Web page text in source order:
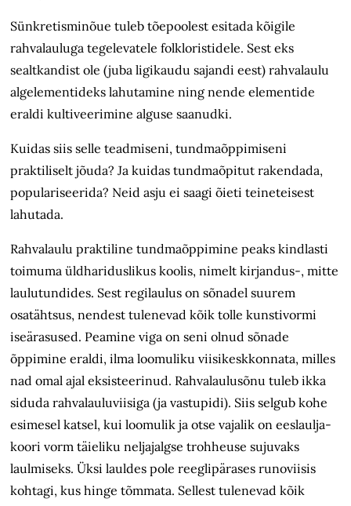
Sünkretisminõue tuleb tõepoolest esitada kõigile
rahvalauluga tegelevatele folkloristidele. Sest eks
sealtkandist ole (juba ligikaudu sajandi eest) rahvalaulu
algelementideks lahutamine ning nende elementide
eraldi kultiveerimine alguse saanudki.
Kuidas siis selle teadmiseni, tundmaõppimiseni
praktiliselt jõuda? Ja kuidas tundmaõpitut rakendada,
populariseerida? Neid asju ei saagi õieti teineteisest
lahutada.
Rahvalaulu praktiline tundmaõppimine peaks kindlasti
toimuma üldhariduslikus koolis, nimelt kirjandus-, mitte
laulutundides. Sest regilaulus on sõnadel suurem
osatähtsus, nendest tulenevad kõik tolle kunstivormi
iseärasused. Peamine viga on seni olnud sõnade
õppimine eraldi, ilma loomuliku viisikeskkonnata, milles
nad omal ajal eksisteerinud. Rahvalaulusõnu tuleb ikka
siduda rahvalauluviisiga (ja vastupidi). Siis selgub kohe
esimesel katsel, kui loomulik ja otse vajalik on eeslaulja-
koori vorm täieliku neljajalgse trohheuse sujuvaks
laulmiseks. Üksi lauldes pole reeglipärases runoviisis
kohtagi, kus hinge tõmmata. Sellest tulenevad kõik